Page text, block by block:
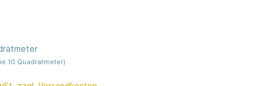
10 Quadratmeter)